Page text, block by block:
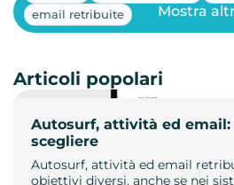
email retribuite
Autosurf, attività ed
scegliere
Autosurf, attività ed email
obiettivi diversi, anche se nei
Mostra
Articoli popolari